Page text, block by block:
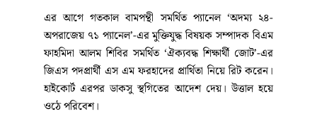
এর আগে গতকাল বামপন্থী সমর্থিত প্যানেল ‘অদম্য ২৪-
অপরাজেয় ৭১ প্যানেল’-এর মুক্তিযুদ্ধ বিষয়ক সম্পাদক বিএম
ফাহমিদা আলম শিবির সমর্থিত ‘ঐক্যবদ্ধ শিক্ষার্থী জোট’-এর
জিএস পদপ্রার্থী এস এম ফরহাদের প্রার্থিতা নিয়ে রিট করেন।
হাইকোর্ট এরপর ডাকসু স্থগিতের আদেশ দেয়। উত্তাল হয়ে
ওঠে পরিবেশ।